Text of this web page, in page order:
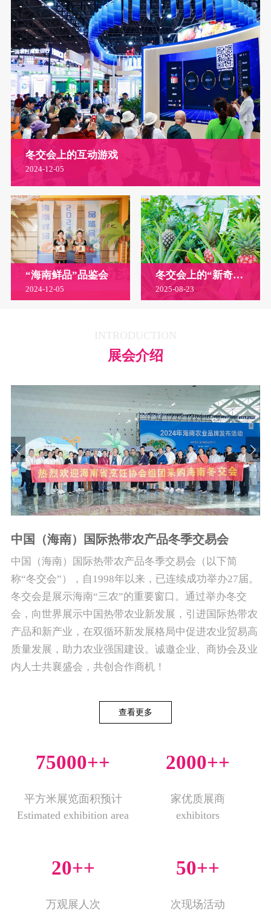
冬交会上的互动游戏
2024-12-05
“海南鲜品”品鉴会
2024-12-05
冬交会上的“新奇特优”农产品
2025-08-23
INTRODUCTION
展会介绍
中国（海南）国际热带农产品冬季交易会
中国（海南）国际热带农产品冬季交易会（以下简
称“冬交会”），自1998年以来，已连续成功举办27届。
冬交会是展示海南“三农”的重要窗口。通过举办冬交
会，向世界展示中国热带农业新发展，引进国际热带农
产品和新产业，在双循环新发展格局中促进农业贸易高
质量发展，助力农业强国建设。诚邀企业、商协会及业
内人士共襄盛会，共创合作商机！
查看更多
75000++
平方米展览面积预计
Estimated exhibition area
2000++
家优质展商
exhibitors
20++
万观展人次
50++
次现场活动